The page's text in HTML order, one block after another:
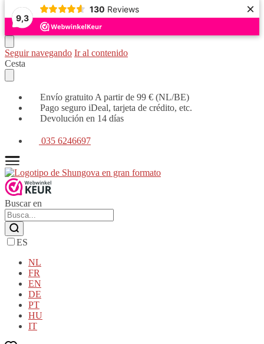
9,3
130 Reviews ×
Seguir navegando Ir al contenido
Cesta
Envío gratuito A partir de 99 € (NL/BE)
Pago seguro iDeal, tarjeta de crédito, etc.
Devolución en 14 días
035 6246697
Buscar en
ES
NL
FR
EN
DE
PT
HU
IT